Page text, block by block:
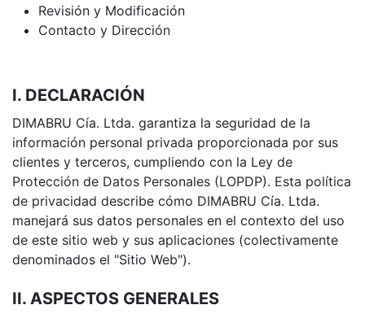
Revisión y Modificación
Contacto y Dirección
I. DECLARACIÓN
DIMABRU Cía. Ltda. garantiza la seguridad de la
información personal privada proporcionada por sus
clientes y terceros, cumpliendo con la Ley de
Protección de Datos Personales (LOPDP). Esta política
de privacidad describe cómo DIMABRU Cía. Ltda.
manejará sus datos personales en el contexto del uso
de este sitio web y sus aplicaciones (colectivamente
denominados el "Sitio Web").
II. ASPECTOS GENERALES